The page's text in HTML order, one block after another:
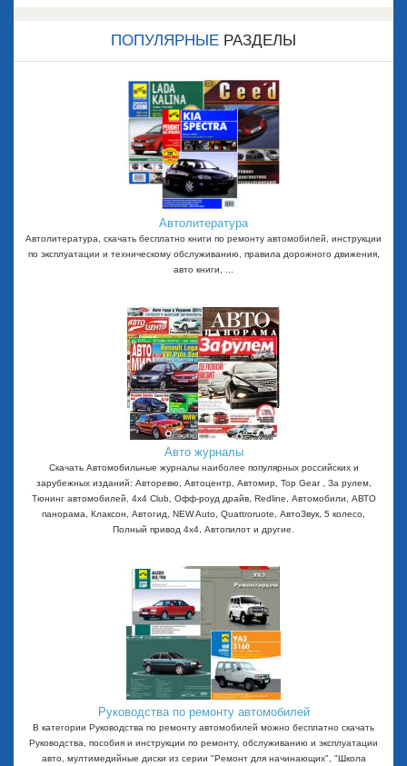
ПОПУЛЯРНЫЕ РАЗДЕЛЫ
Автолитература
Автолитература, скачать бесплатно книги по ремонту автомобилей, инструкции
по эксплуатации и техническому обслуживанию, правила дорожного движения,
авто книги, ...
Авто журналы
Скачать Автомобильные журналы наиболее популярных российских и
зарубежных изданий: Авторевю, Автоцентр, Автомир, Top Gear , За рулем,
Тюнинг автомобилей, 4x4 Club, Офф-роуд драйв, Redline, Автомобили, АВТО
панорама, Клаксон, Автогид, NEW Auto, Quattroruote, АвтоЗвук, 5 колесо,
Полный привод 4х4, Автопилот и другие.
Руководства по ремонту автомобилей
В категории Руководства по ремонту автомобилей можно бесплатно скачать
Руководства, пособия и инструкции по ремонту, обслуживанию и эксплуатации
авто, мултимедийные диски из серии "Ремонт для начинающих", "Школа